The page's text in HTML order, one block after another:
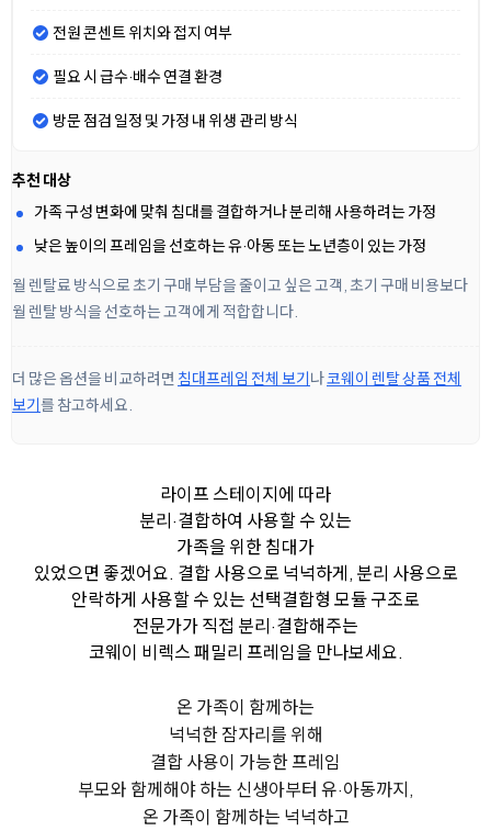
전원 콘센트 위치와 접지 여부
필요 시 급수·배수 연결 환경
방문 점검 일정 및 가정 내 위생 관리 방식
추천 대상
가족 구성 변화에 맞춰 침대를 결합하거나 분리해 사용하려는 가정
낮은 높이의 프레임을 선호하는 유·아동 또는 노년층이 있는 가정
월 렌탈료 방식으로 초기 구매 부담을 줄이고 싶은 고객, 초기 구매 비용보다
월 렌탈 방식을 선호하는 고객에게 적합합니다.
더 많은 옵션을 비교하려면 침대프레임 전체 보기나코웨이 렌탈 상품 전체
보기를 참고하세요.
라이프 스테이지에 따라
분리·결합하여 사용할 수 있는
가족을 위한 침대가
있었으면 좋겠어요. 결합 사용으로 넉넉하게, 분리 사용으로
안락하게 사용할 수 있는 선택결합형 모듈 구조로
전문가가 직접 분리·결합해주는
코웨이 비렉스 패밀리 프레임을 만나보세요.
온 가족이 함께하는
넉넉한 잠자리를 위해
결합 사용이 가능한 프레임
부모와 함께해야 하는 신생아부터 유·아동까지,
온 가족이 함께하는 넉넉하고